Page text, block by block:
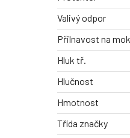
Valivý odpor
Přilnavost na
Hluk tř.
Hlučnost
Hmotnost
Třída značky